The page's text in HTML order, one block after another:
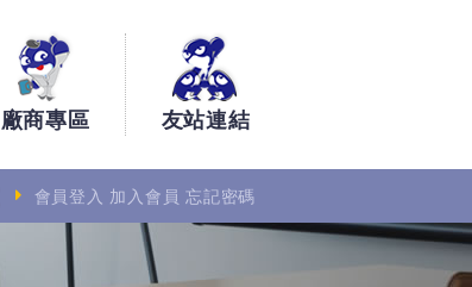
廠商專區 友站連結
會員登入 加入會員 忘記密碼